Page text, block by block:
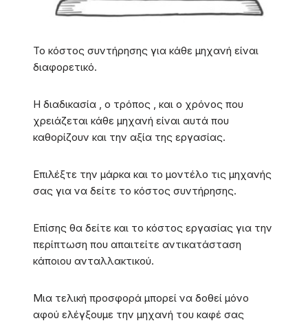
Το κόστος συντήρησης για κάθε μηχανή είναι
διαφορετικό.
Η διαδικασία , ο τρόπος , και ο χρόνος που
χρειάζεται κάθε μηχανή είναι αυτά που
καθορίζουν και την αξία της εργασίας.
Επιλέξτε την μάρκα και το μοντέλο τις μηχανής
σας για να δείτε το κόστος συντήρησης.
Επίσης θα δείτε και το κόστος εργασίας για την
περίπτωση που απαιτείτε αντικατάσταση
κάποιου ανταλλακτικού.
Μια τελική προσφορά μπορεί να δοθεί μόνο
αφού ελέγξουμε την μηχανή του καφέ σας